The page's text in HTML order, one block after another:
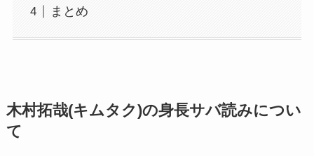
まとめ
木村拓哉(キムタク)の身長サバ読みについ
て